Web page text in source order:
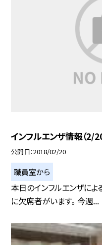
インフルエンザ情報（2/20
公開日 2018/02/20
職員室から
本日のインフルエンザによ
に欠席者がいます。 今週...